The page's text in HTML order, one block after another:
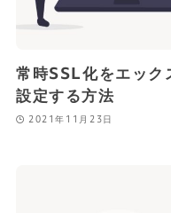
常時SSL化をエッ
設定する方法
2021年11月23日